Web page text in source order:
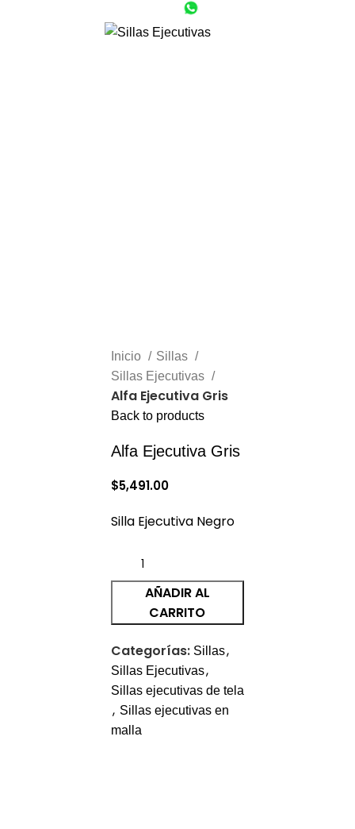
(55) 1801-0554
Inicio
Sillas
Sillas Ejecutivas
Alfa Ejecutiva Gris
Back to products
Alfa Ejecutiva Gris
$5,491.00
Silla Ejecutiva Negro
AÑADIR AL
CARRITO
Categorías: Sillas,
Sillas Ejecutivas,
Sillas ejecutivas de tela
, Sillas ejecutivas en
malla